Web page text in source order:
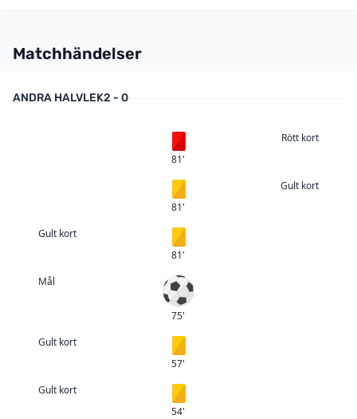
Matchhändelser
ANDRA HALVLEK2 - 0
Rött kort
81'
Rött kort
Gult kort
81'
Gult kort
Gult kort
Gult kort
81'
Mål
Mål
75'
Gult kort
Gult kort
57'
Gult kort
Gult kort
54'